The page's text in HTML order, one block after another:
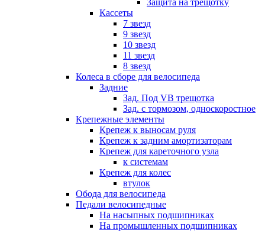
Кассеты
7 звезд
9 звезд
10 звезд
11 звезд
8 звезд
Колеса в сборе для велосипеда
Задние
Зад. Под VB трещотка
Зад. с тормозом, односкоростное
Крепежные элементы
Крепеж к выносам руля
Крепеж к задним амортизаторам
Крепеж для кареточного узла
к системам
Крепеж для колес
втулок
Обода для велосипеда
Педали велосипедные
На насыпных подшипниках
На промышленных подшипниках